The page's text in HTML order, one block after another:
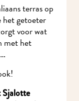
terras op
het getoeter
voor wat
met het
Sjalotte